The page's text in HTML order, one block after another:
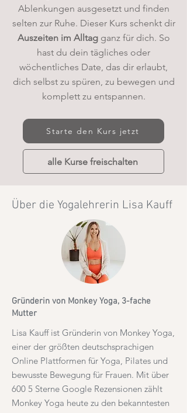
Ablenkungen ausgesetzt und finden
selten zur Ruhe. Dieser Kurs schenkt dir
Auszeiten im Alltagganz für dich. So
hast du dein tägliches oder
wöchentliches Date, das dir erlaubt,
dich selbst zu spüren, zu bewegen und
komplett zu entspannen.
Starte den Kurs jetzt
alle Kurse freischalten
Über die Yogalehrerin Lisa Kauff
Gründerin von Monkey Yoga, 3-fache
Mutter
Lisa Kauff ist Gründerin von Monkey Yoga,
einer der größten deutschsprachigen
Online Plattformen für Yoga, Pilates und
bewusste Bewegung für Frauen. Mit über
600 5 Sterne Google Rezensionen zählt
Monkey Yoga heute zu den bekanntesten